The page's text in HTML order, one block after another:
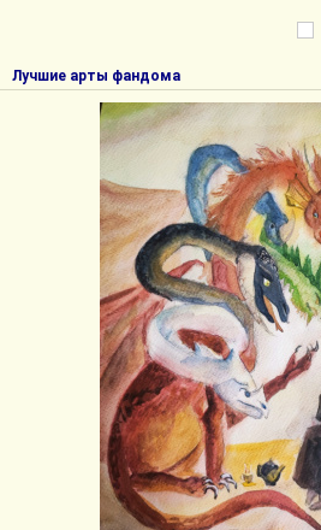
Лучшие арты фандома